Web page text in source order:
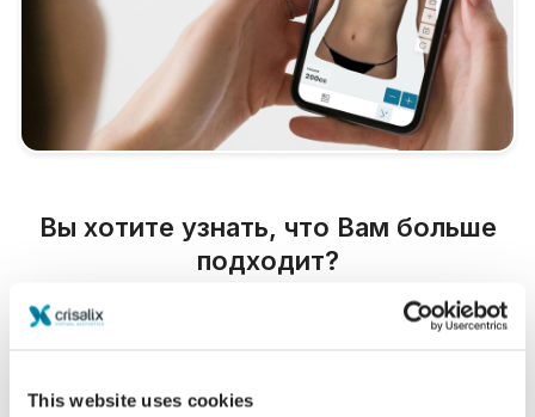
This website uses cookies
Вы хотите узнать, что Вам больше
подходит?
После консультации Dr Jérôme Monnierдаст
доступ к вашему новому образу с помощью
можете прямо из дома. Это позволит вам